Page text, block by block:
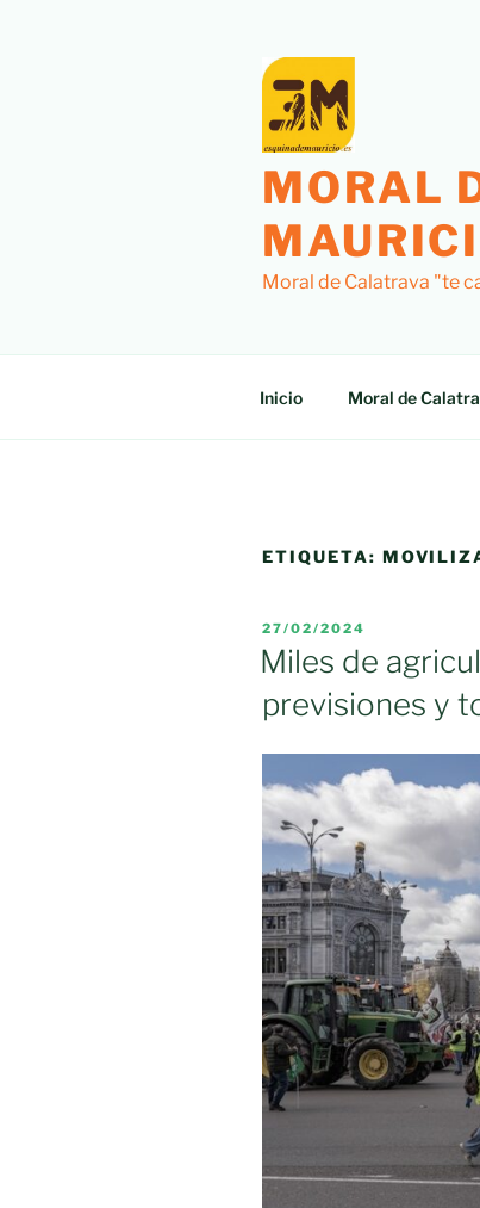
MORAL
Moral de Calatrava "te
Inicio Moral de
ETIQUETA:
PUBLICADO
EL
27/02/2024
Miles de
previsiones y